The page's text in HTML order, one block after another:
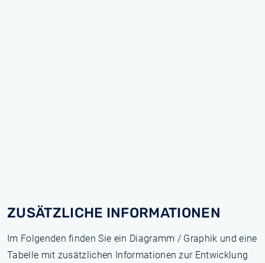
ZUSÄTZLICHE INFORMATIONEN
Im Folgenden finden Sie ein Diagramm / Graphik und eine
Tabelle mit zusätzlichen Informationen zur Entwicklung